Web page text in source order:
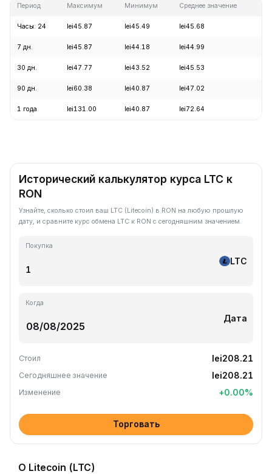
Период Максимум Минимум Среднее значение
Часы: 24 lei45.87 lei45.49 lei45.68
7 дн. lei45.87 lei44.18 lei44.99
30 дн. lei47.77 lei43.52 lei45.53
90 дн. lei60.38 lei40.87 lei47.02
1 года lei131.00 lei40.87 lei72.64
Исторический калькулятор курса LTC к
RON
Узнайте, сколько стоил ваш LTC (Litecoin) в RON на любую прошлую
дату, и сравните курс обмена LTC к RON с сегодняшним значением.
Покупка
LTC
Когда
Дата
Стоил lei208.21
Сегодняшнее значение lei208.21
Изменение +0.00%
Торговать
О Litecoin (LTC)